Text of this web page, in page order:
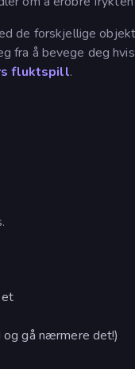
de forskjellige
fra å bevege deg
fluktspill.
gå nærmere det!)